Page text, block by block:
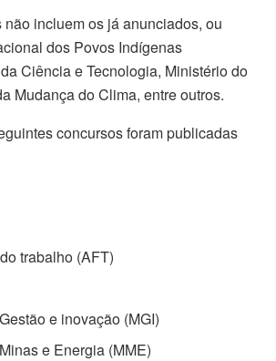
incluem os já anunciados, ou
dos Povos Indígenas
Ciência e Tecnologia, Ministério do
Mudança do Clima, entre outros.
concursos foram publicadas
trabalho (AFT)
e inovação (MGI)
e Energia (MME)